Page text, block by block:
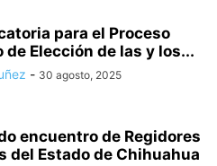
para el Proceso
de Elección de las y los...
- 30 agosto, 2025
encuentro de Regidores
del Estado de Chihuahua